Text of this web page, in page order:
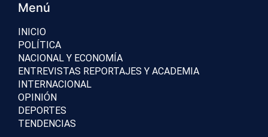
Menú
INICIO
POLÍTICA
NACIONAL Y ECONOMÍA
ENTREVISTAS REPORTAJES Y ACADEMIA
INTERNACIONAL
OPINIÓN
DEPORTES
TENDENCIAS